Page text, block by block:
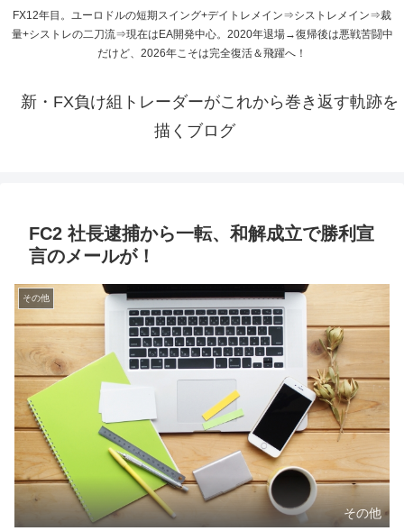
FX12年目。ユーロドルの短期スイング+デイトレメイン⇒シストレメイン⇒裁
量+シストレの二刀流⇒現在はEA開発中心。2020年退場→復帰後は悪戦苦闘中
だけど、2026年こそは完全復活＆飛躍へ！
新・FX負け組トレーダーがこれから巻き返す軌跡を
描くブログ
FC2 社長逮捕から一転、和解成立で勝利宣
言のメールが！
その他
その他